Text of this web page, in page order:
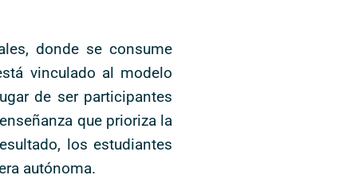
donde se consume
vinculado al modelo
de ser participantes
que prioriza la
los estudiantes
autónoma.